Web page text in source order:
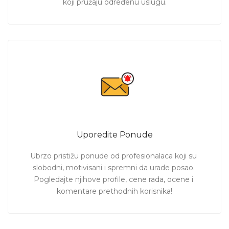
koji pružaju određenu uslugu.
Uporedite Ponude
Ubrzo pristižu ponude od profesionalaca koji su
slobodni, motivisani i spremni da urade posao.
Pogledajte njihove profile, cene rada, ocene i
komentare prethodnih korisnika!